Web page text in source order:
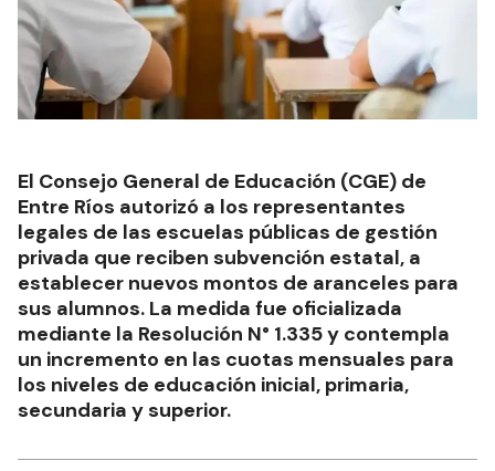
El Consejo General de Educación (CGE) de
Entre Ríos autorizó a los representantes
legales de las escuelas públicas de gestión
privada que reciben subvención estatal, a
establecer nuevos montos de aranceles para
sus alumnos. La medida fue oficializada
mediante la Resolución N° 1.335 y contempla
un incremento en las cuotas mensuales para
los niveles de educación inicial, primaria,
secundaria y superior.